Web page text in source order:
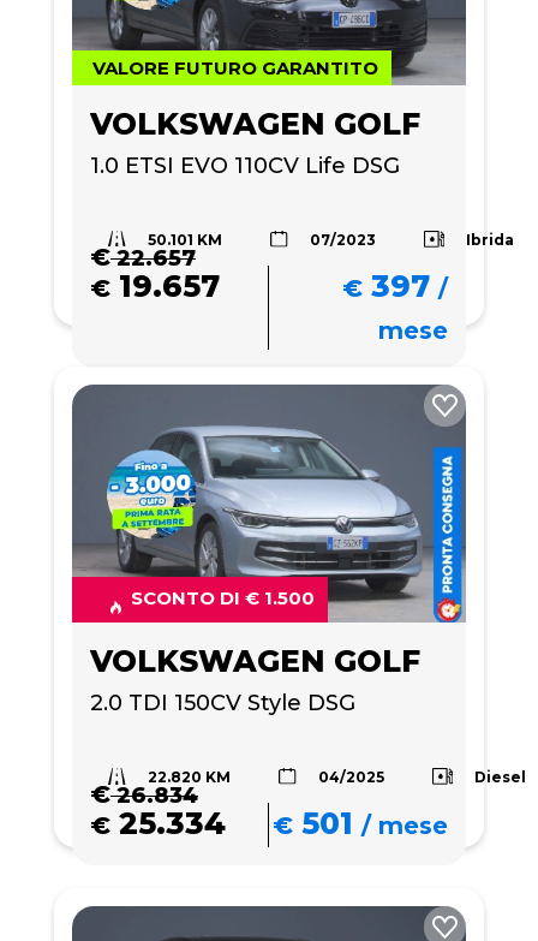
VALORE FUTURO GARANTITO
VOLKSWAGEN GOLF
1.0 ETSI EVO 110CV Life DSG
50.101 KM 07/2023 Ibrida
€22.657
€ 19.657 € 397 /
mese
SCONTO DI € 1.500
VOLKSWAGEN GOLF
2.0 TDI 150CV Style DSG
22.820 KM 04/2025 Diesel
€26.834
€ 25.334 € 501 /mese